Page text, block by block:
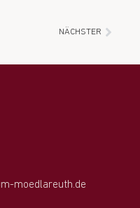
NÄCHSTER
moedlareuth.de